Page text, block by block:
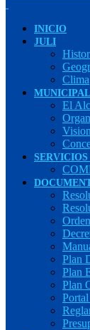
INICIO
JULI
Clima
El
Vision
Plan
Plan
Plan